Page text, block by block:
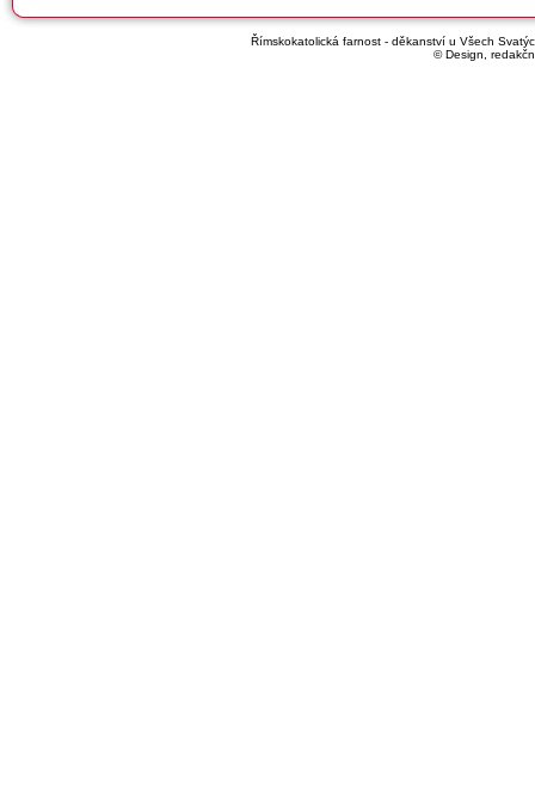
Římskokatolická farnost - děkanství u Všech
© Design,